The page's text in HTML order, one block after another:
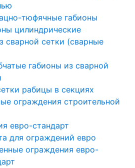
тюфячные габионы
цилиндрические
сварной сетки (сварные
габионы из сварной
рабицы в секциях
ограждения строительной
евро-стандарт
для ограждений евро
ограждения евро-